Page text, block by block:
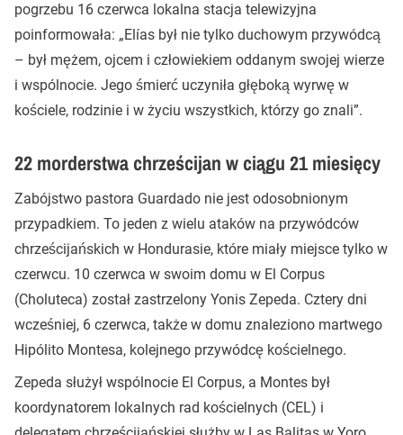
pogrzebu 16 czerwca lokalna stacja telewizyjna
poinformowała: „Elías był nie tylko duchowym przywódcą
– był mężem, ojcem i człowiekiem oddanym swojej wierze
i wspólnocie. Jego śmierć uczyniła głęboką wyrwę w
kościele, rodzinie i w życiu wszystkich, którzy go znali”.
22 morderstwa chrześcijan w ciągu 21 miesięcy
Zabójstwo pastora Guardado nie jest odosobnionym
przypadkiem. To jeden z wielu ataków na przywódców
chrześcijańskich w Hondurasie, które miały miejsce tylko w
czerwcu. 10 czerwca w swoim domu w El Corpus
(Choluteca) został zastrzelony Yonis Zepeda. Cztery dni
wcześniej, 6 czerwca, także w domu znaleziono martwego
Hipólito Montesa, kolejnego przywódcę kościelnego.
Zepeda służył wspólnocie El Corpus, a Montes był
koordynatorem lokalnych rad kościelnych (CEL) i